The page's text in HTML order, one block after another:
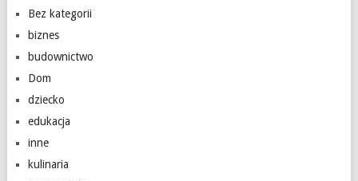
Bez kategorii
biznes
budownictwo
Dom
dziecko
edukacja
inne
kulinaria